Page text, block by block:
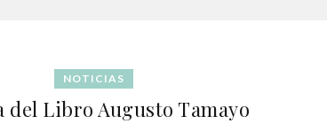
NOTICIAS
del Libro Augusto Tamayo